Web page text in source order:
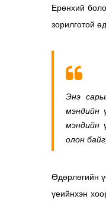
Ерөнхий
зорилготой
Энэ
мэндийн
мэндийн
олон
Өдөрлөгийн
үеийнхэн